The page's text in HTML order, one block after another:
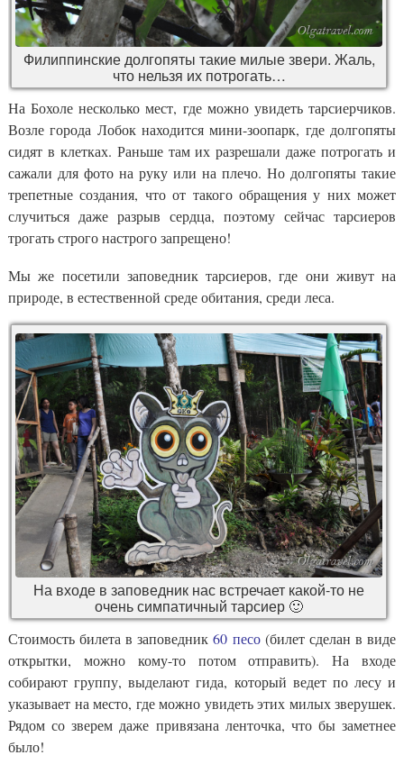
Филиппинские долгопяты такие милые звери. Жаль,
что нельзя их потрогать…
На Бохоле несколько мест, где можно увидеть тарсиерчиков.
Возле города Лобок находится мини-зоопарк, где долгопяты
сидят в клетках. Раньше там их разрешали даже потрогать и
сажали для фото на руку или на плечо. Но долгопяты такие
трепетные создания, что от такого обращения у них может
случиться даже разрыв сердца, поэтому сейчас тарсиеров
трогать строго настрого запрещено!
Мы же посетили заповедник тарсиеров, где они живут на
природе, в естественной среде обитания, среди леса.
На входе в заповедник нас встречает какой-то не
очень симпатичный тарсиер 🙂
Стоимость билета в заповедник60 песо(билет сделан в виде
открытки, можно кому-то потом отправить). На входе
собирают группу, выделают гида, который ведет по лесу и
указывает на место, где можно увидеть этих милых зверушек.
Рядом со зверем даже привязана ленточка, что бы заметнее
было!